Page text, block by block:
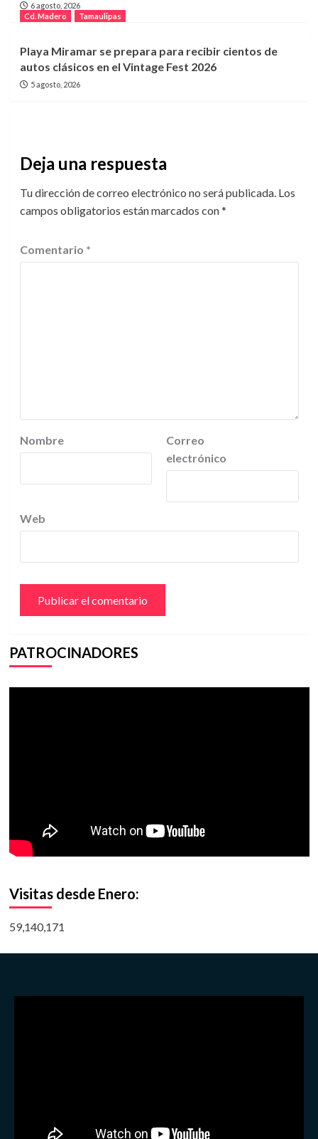
6 agosto, 2026
Cd. Madero
Tamaulipas
Playa Miramar se prepara para recibir cientos de
autos clásicos en el Vintage Fest 2026
5 agosto, 2026
Deja una respuesta
Tu dirección de correo electrónico no será publicada. Los
campos obligatorios están marcados con*
Comentario *
Nombre
Correo
electrónico
Web
PATROCINADORES
Visitas desde Enero:
59,140,171